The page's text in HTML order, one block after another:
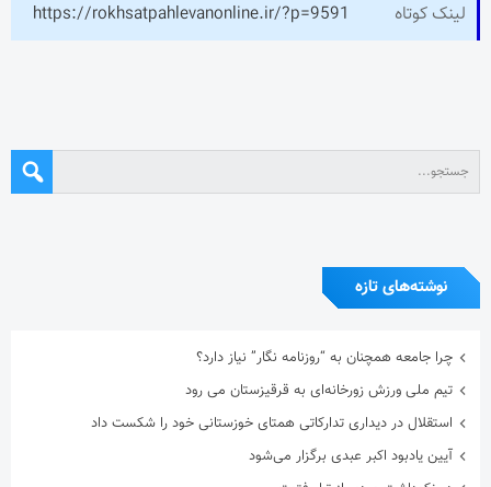
لینک کوتاه https://rokhsatpahlevanonline.ir/?p=9591
نوشته‌های تازه
چرا جامعه همچنان به “روزنامه نگار” نیاز دارد؟
تیم ملی ورزش زورخانه‌ای به قرقیزستان می رود
استقلال در دیداری تدارکاتی همتای خوزستانی خود را شکست داد
آیین یادبود اکبر عبدی برگزار می‌شود